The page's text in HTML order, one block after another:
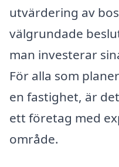
utvärdering av
välgrundade
man investerar
För alla som
en fastighet, är
ett företag med
område.